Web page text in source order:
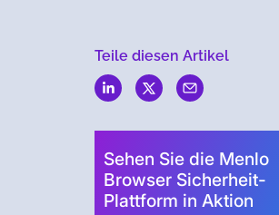
Teile diesen Artikel
Sehen Sie die Menlo
Browser Sicherheit-
Plattform in Aktion